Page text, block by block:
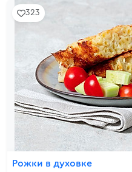
323
Рожки в духовке